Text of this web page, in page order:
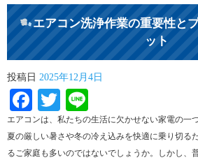
エアコン洗浄作業の重要性と
ット
投稿日 2025年12月4日
Facebook
Twitter
エアコンは、私たちの生活に欠かせない家電の一つ
夏の厳しい暑さや冬の冷え込みを快適に乗り切る
るご家庭も多いのではないでしょうか。しかし、